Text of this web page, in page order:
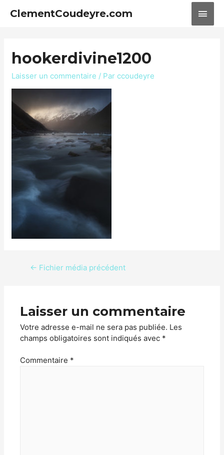
ClementCoudeyre.com
hookerdivine1200
Laisser un commentaire / Par ccoudeyre
← Fichier média précédent
Laisser un commentaire
Votre adresse e-mail ne sera pas publiée. Les
champs obligatoires sont indiqués avec *
Commentaire *